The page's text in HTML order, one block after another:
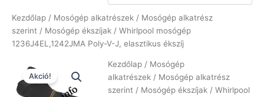
Kezdőlap / Mosógép alkatrészek / Mosógép alkatrész
szerint / Mosógép ékszíjak / Whirlpool mosógép
1236J4EL,1242JMA Poly-V-J, elasztikus ékszíj
Akció!
Kezdőlap / Mosógép
alkatrészek / Mosógép alkatrész
szerint / Mosógép ékszíjak / Whirlpool